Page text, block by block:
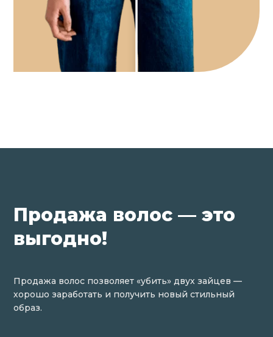
Продажа волос — это
выгодно!
Продажа волос позволяет «убить» двух зайцев —
хорошо заработать и получить новый стильный
образ.